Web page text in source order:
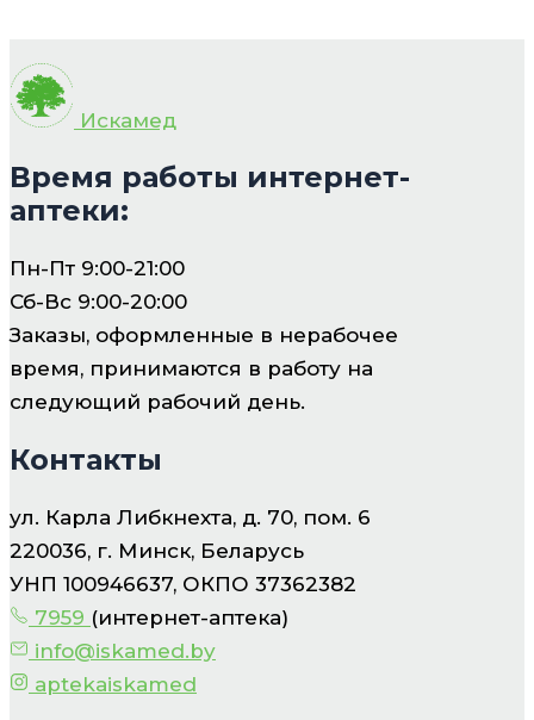
Искамед
Время работы интернет-
аптеки:
Пн-Пт 9:00-21:00
Сб-Вс 9:00-20:00
Заказы, оформленные в нерабочее
время, принимаются в работу на
следующий рабочий день.
Контакты
ул. Карла Либкнехта, д. 70, пом. 6
220036, г. Минск, Беларусь
УНП 100946637, ОКПО 37362382
7959 (интернет-аптека)
info@iskamed.by
aptekaiskamed